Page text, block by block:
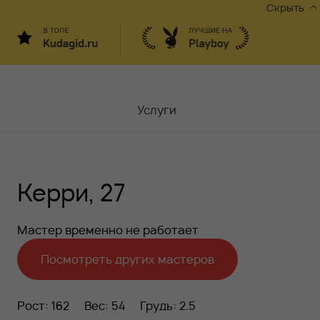
Скрыть
Услуги
Акции
Вакансии
Блог
Керри, 27
Мастер временно не работает
Посмотреть других мастеров
Рост: 162 Вес: 54 Грудь: 2.5